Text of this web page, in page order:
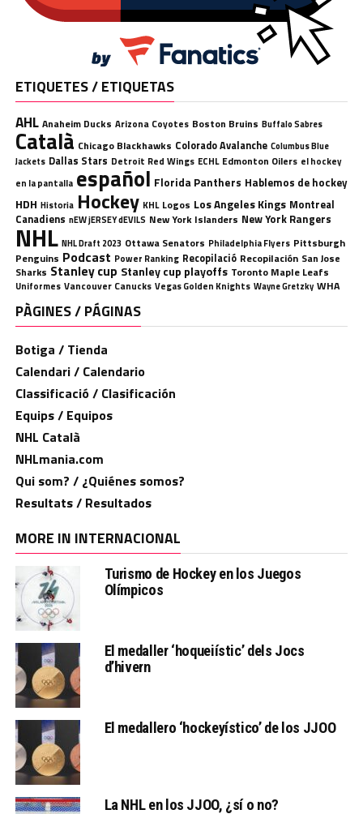
ETIQUETES / ETIQUETAS
AHL Anaheim Ducks Arizona Coyotes Boston Bruins Buffalo Sabres
Català Chicago Blackhawks Colorado Avalanche Columbus Blue
Jackets Dallas Stars Detroit Red Wings ECHL Edmonton Oilers el hockey
en la pantalla español Florida Panthers Hablemos de hockey
HDH Historia Hockey KHL Logos Los Angeles Kings Montreal
Canadiens nEW jERSEY dEVILS New York Islanders New York Rangers
NHL NHL Draft 2023 Ottawa Senators Philadelphia Flyers Pittsburgh
Penguins Podcast Power Ranking Recopilació Recopilación San Jose
Sharks Stanley cup Stanley cup playoffs Toronto Maple Leafs
Uniformes Vancouver Canucks Vegas Golden Knights Wayne Gretzky WHA
PÀGINES / PÁGINAS
Botiga / Tienda
Calendari / Calendario
Classificació / Clasificación
Equips / Equipos
NHL Català
NHLmania.com
Qui som? / ¿Quiénes somos?
Resultats / Resultados
MORE IN INTERNACIONAL
Turismo de Hockey en los Juegos
Olímpicos
El medaller ‘hoqueiístic’ dels Jocs
d’hivern
El medallero ‘hockeyístico’ de los JJOO
La NHL en los JJOO, ¿sí o no?